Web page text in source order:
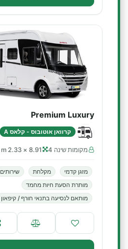
Premium Luxury
קרוואן אוטובוס - קלאס A
מקומות שינה 4 8.91 × 2.33 m
מזגן קדמי מקלחת
שירותים
מותרת הסעת חיות מחמד
מותאם לנסיעה בתנאי חורף / קיפאון